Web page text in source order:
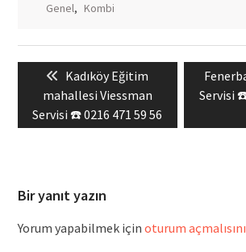
Genel, Kombi
Yazı
gezinmesiPrevious
post:
Kadıköy Eğitim
mahallesi Viessman
Servisi ☎️ 0216 471 59 56
Next
post:
Servisi
Bir yanıt yazın
Yorum yapabilmek için oturum